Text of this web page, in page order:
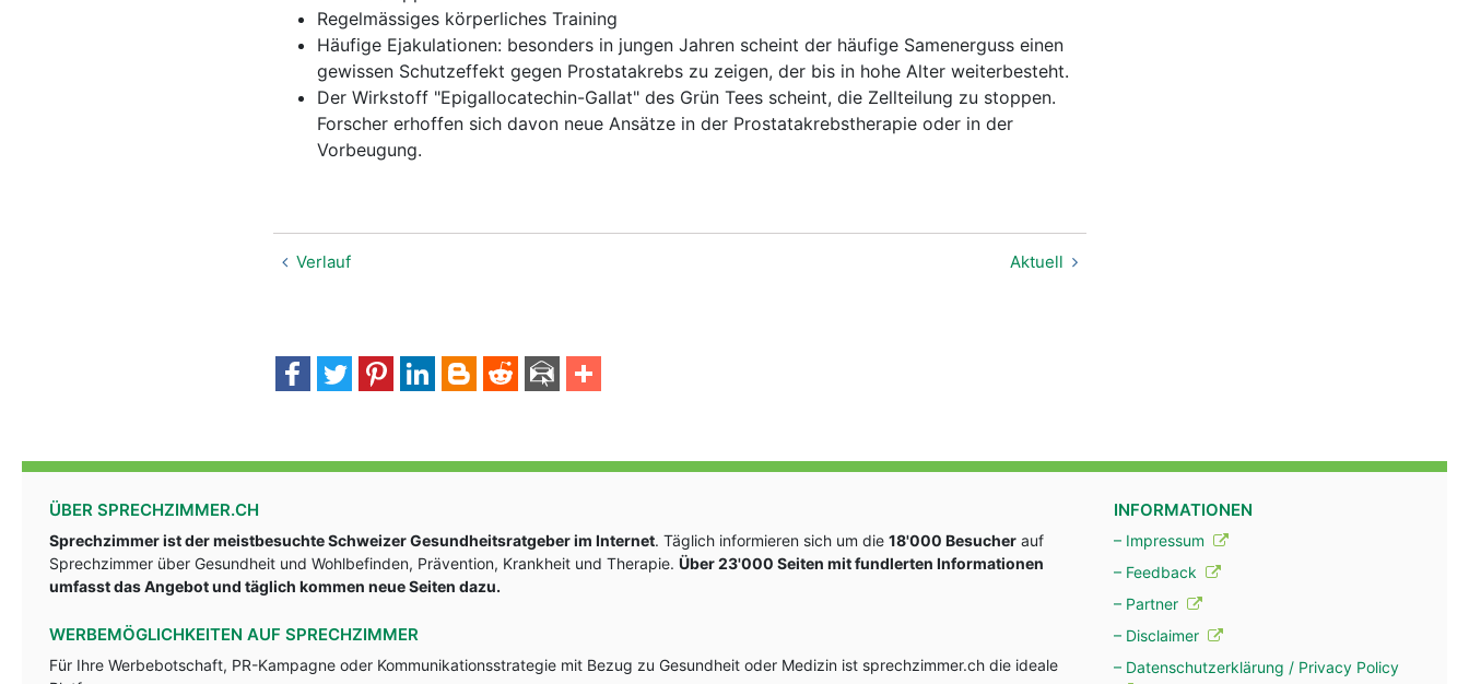
Regelmässiges körperliches Training
Häufige Ejakulationen: besonders in jungen Jahren scheint der häufige Samenerguss einen
gewissen Schutzeffekt gegen Prostatakrebs zu zeigen, der bis in hohe Alter weiterbesteht.
Der Wirkstoff "Epigallocatechin-Gallat" des Grün Tees scheint, die Zellteilung zu stoppen.
Forscher erhoffen sich davon neue Ansätze in der Prostatakrebstherapie oder in der
Vorbeugung.
Verlauf Aktuell
ÜBER SPRECHZIMMER.CH
Sprechzimmer ist der meistbesuchte Schweizer Gesundheitsratgeber im Internet. Täglich informieren sich um die 18'000 Besucher auf
Sprechzimmer über Gesundheit und Wohlbefinden, Prävention, Krankheit und Therapie. Über 23'000 Seiten mit fundlerten Informationen
umfasst das Angebot und täglich kommen neue Seiten dazu.
WERBEMÖGLICHKEITEN AUF SPRECHZIMMER
Für Ihre Werbebotschaft, PR-Kampagne oder Kommunikationsstrategie mit Bezug zu Gesundheit oder Medizin ist sprechzimmer.ch die ideale
INFORMATIONEN
– Impressum
– Feedback
– Partner
– Disclaimer
– Datenschutzerklärung / Privacy Policy